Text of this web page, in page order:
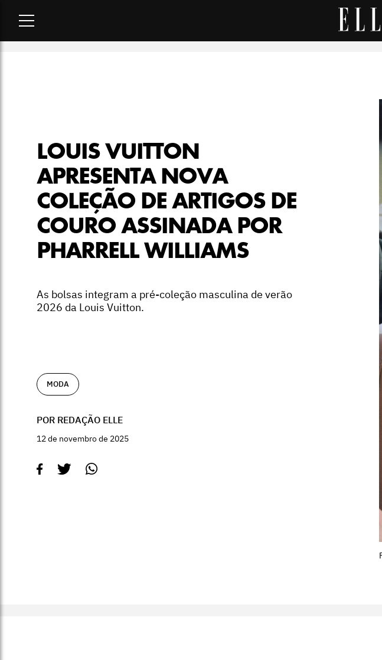
Louis Vuitton apresenta nova coleção de artigos de couro assinada por
LOUIS VUITTON
APRESENTA NOVA
COLEÇÃO DE ARTIGOS DE
COURO ASSINADA POR
PHARRELL WILLIAMS
As bolsas integram a pré-coleção masculina de verão
2026 da Louis Vuitton.
MODA
POR REDAÇÃO ELLE
12 de novembro de 2025